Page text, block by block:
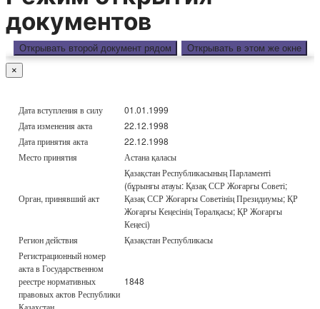
документов
Открывать второй документ рядом Открывать в этом же окне
×
Дата вступления в силу
01.01.1999
Дата изменения акта
22.12.1998
Дата принятия акта
22.12.1998
Место принятия
Астана қаласы
Орган, принявший акт
Қазақстан Республикасының Парламенті
(бұрынғы атауы: Қазақ ССР Жоғарғы Советі;
Қазақ ССР Жоғарғы Советінің Президиумы; ҚР
Жоғарғы Кеңесінің Төралқасы; ҚР Жоғарғы
Кеңесі)
Регион действия
Қазақстан Республикасы
Регистрационный номер
акта в Государственном
реестре нормативных
правовых актов Республики
Казахстан
1848